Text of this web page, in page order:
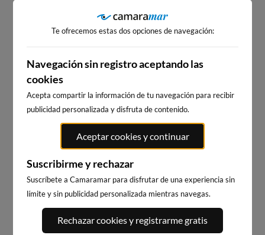
PREVISIÓN METEOROLOGÍA
WEBCAM AZARUJINJA,
ESTORIL
WEBCAMS CERCANAS
383km · Baiona
BAIONA_SANTA_MARTA
383km · Baiona
Te ofrecemos estas dos opciones de navegación:
Navegación sin registro aceptando las
cookies
Acepta compartir la información de tu navegación para recibir
publicidad personalizada y disfruta de contenido.
Aceptar cookies y continuar
Suscribirme y rechazar
Suscríbete a Camaramar para disfrutar de una experiencia sin
límite y sin publicidad personalizada mientras navegas.
Rechazar cookies y registrarme gratis